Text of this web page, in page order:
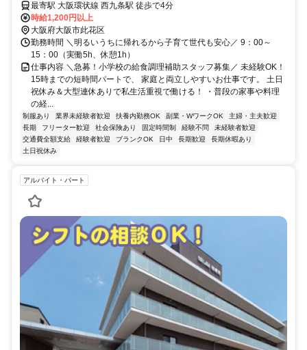
最寄駅 大阪環状線 西九条駅 徒歩で4分
時給1,200円以上
大阪府大阪市此花区
勤務時間 ＼明るいうちに帰れるから子育て世代も安心／ 9：00～
15：00（実働5h、休憩1h）
仕事内容 ＼急募！小学校の給食調理補助スタッフ募集／ 未経験OK！
15時までの短時間パートで、 家庭と両立しやすいお仕事です。 土日
祝休み＆大型連休ありで私生活重視で働ける！ ・普段の家事や料理
の経...
制服あり 業界未経験者歓迎 扶養内勤務OK 副業・WワークOK
主婦・主夫歓迎
長期
フリーター歓迎 社会保険あり 固定時間制 経験不問
未経験者歓迎
交通費全額支給
経験者歓迎 ブランクOK 日中 長期歓迎
長期休暇あり
土日祝休み
アルバイト・パート